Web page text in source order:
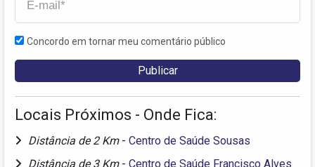
Concordo em tornar meu comentário público
Locais Próximos - Onde Fica:
Distância de 2 Km - Centro de Saúde Sousas
Distância de 3 Km - Centro de Saúde Francisco Alves